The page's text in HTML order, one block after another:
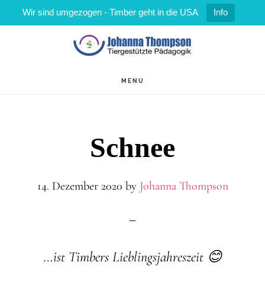
Wir sind umgezogen - Timber geht in die USA Info
MENU
Schnee
14. Dezember 2020 by Johanna Thompson
…ist Timbers Lieblingsjahreszeit 😊